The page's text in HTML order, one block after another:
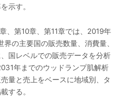
示す。
、第10章、第11章では、2019年
の主要国の販売数量、消費量、
国レベルでの販売データを分析
年までのウッドランプ肌解析
量と売上をベースに地域別、タ
する。